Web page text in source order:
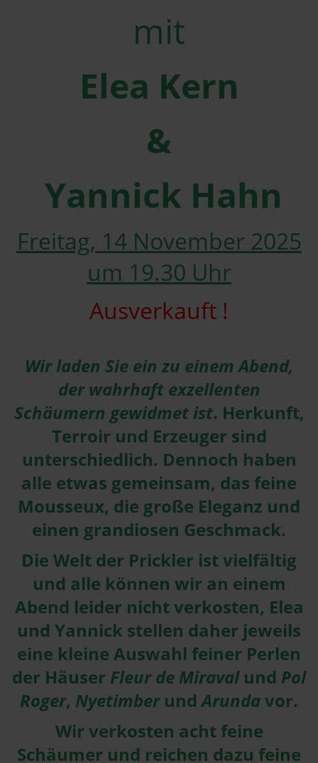
mit
Elea Kern
&
Yannick Hahn
Freitag, 14 November 2025
um 19.30 Uhr
Ausverkauft !
Wir laden Sie ein zu einem Abend,
der wahrhaft exzellenten
Schäumern gewidmet ist. Herkunft,
Terroir und Erzeuger sind
unterschiedlich. Dennoch haben
alle etwas gemeinsam, das feine
Mousseux, die große Eleganz und
einen grandiosen Geschmack.
Die Welt der Prickler ist vielfältig
und alle können wir an einem
Abend leider nicht verkosten, Elea
und Yannick stellen daher jeweils
eine kleine Auswahl feiner Perlen
der Häuser Fleur de Miravalund Pol
Roger, NyetimberundArundavor.
Wir verkosten acht feine
Schäumer und reichen dazu feine